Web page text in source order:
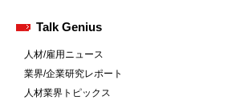
Talk Genius
人材/雇用ニュース
業界/企業研究レポート
人材業界トピックス